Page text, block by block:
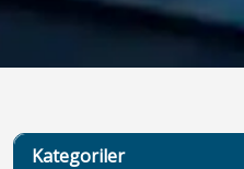
Kategoriler